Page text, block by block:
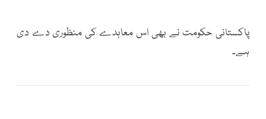
پاکستانی حکومت نے بھی اس معاہدے کی منظوری دے دی
ہے۔